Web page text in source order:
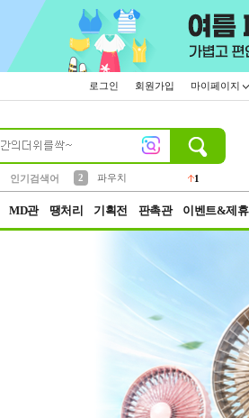
로그인 회원가입 마이페이지
인기검색어
2
파우치
1
MD관 땡처리 기획전 판촉관 이벤트&제휴